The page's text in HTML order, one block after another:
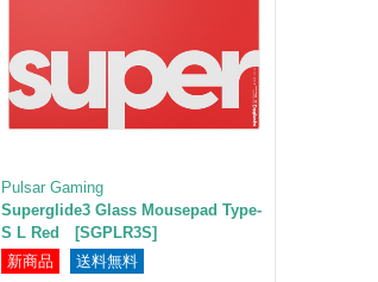
Pulsar Gaming
Superglide3 Glass Mousepad Type-
S L Red [SGPLR3S]
新商品
送料無料